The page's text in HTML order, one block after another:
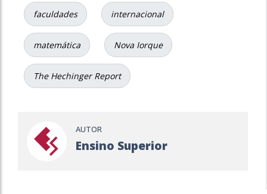
faculdades internacional
matemática Nova Iorque
The Hechinger Report
AUTOR
Ensino Superior